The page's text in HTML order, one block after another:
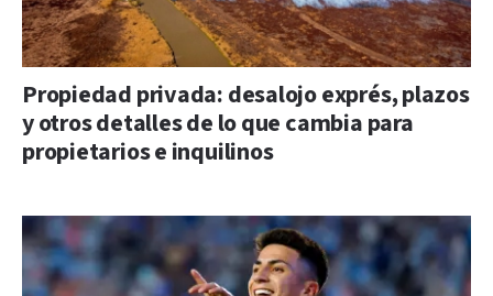
Propiedad privada: desalojo exprés, plazos
y otros detalles de lo que cambia para
propietarios e inquilinos